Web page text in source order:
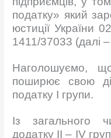
податку» який
юстиції України
1411/37033 (далі
Наголошуємо,
поширює свою
податку І групи.
Із загального
додатку ІІ – ІV